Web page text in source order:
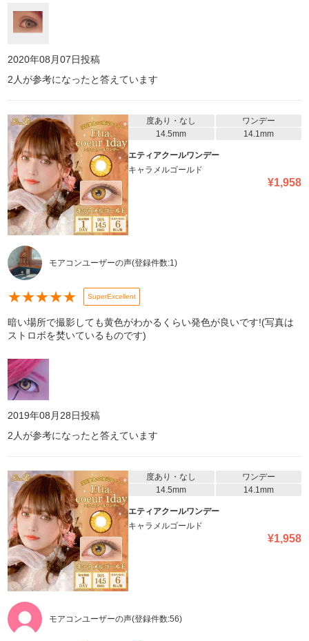
2020年08月07日投稿
2 人が参考になったと答えています
度あり・なし
ワンデー
14.5mm
14.1mm
エティアクールワンデー
キャラメルゴールド
¥1,958
モアコンユーザーの声(登録件数:1)
★★★★★ SuperExcellent
暗い場所で撮影しても黄色がわかるくらい発色が良いです!(写真は
ストロボを焚いているものです)
2019年08月28日投稿
2 人が参考になったと答えています
度あり・なし
ワンデー
14.5mm
14.1mm
エティアクールワンデー
キャラメルゴールド
¥1,958
モアコンユーザーの声(登録件数:56)